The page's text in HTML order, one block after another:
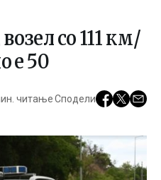
со 111 км/
е 50
читањеСподели